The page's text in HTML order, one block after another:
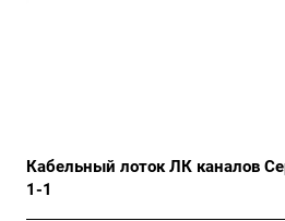
Кабельный лоток ЛК каналов
1-1